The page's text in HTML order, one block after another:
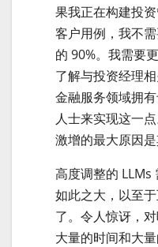
果我正在构建投
客户用例，我不
的 90%。我需要
了解与投资经理
金融服务领域拥
人士来实现这一
激增的最大原因是
高度调整的 LLMs
如此之大，以至
了。令人惊讶，
大量的时间和大